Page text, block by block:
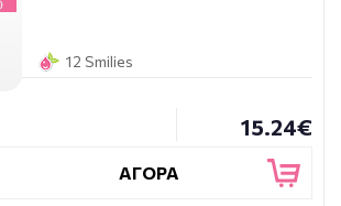
12 Smilies
15.24€
ΑΓΟΡΑ